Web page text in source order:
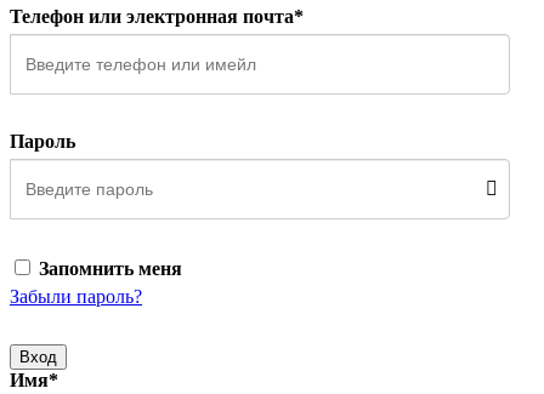
Телефон или электронная почта*
Пароль
Запомнить меня
Забыли пароль?
Вход
Имя*